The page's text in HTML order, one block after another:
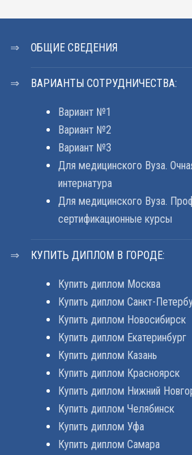
ОБЩИЕ СВЕДЕНИЯ
ВАРИАНТЫ СОТРУДНИЧЕСТВА:
Вариант №1
Вариант №2
Вариант №3
Для медицинского Вуза.
интернатура
Для медицинского Вуза.
сертификационные курсы
КУПИТЬ ДИПЛОМ В ГОРОДЕ:
Купить диплом Москва
Купить диплом Санкт-
Купить диплом Новосибирск
Купить диплом Екатеринбург
Купить диплом Казань
Купить диплом Красноярск
Купить диплом Нижний
Купить диплом Челябинск
Купить диплом Уфа
Купить диплом Самара